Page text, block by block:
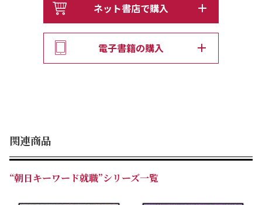
ネット書店で購入
電子書籍の購入
関連商品
“朝日キーワード就職”シリーズ一覧